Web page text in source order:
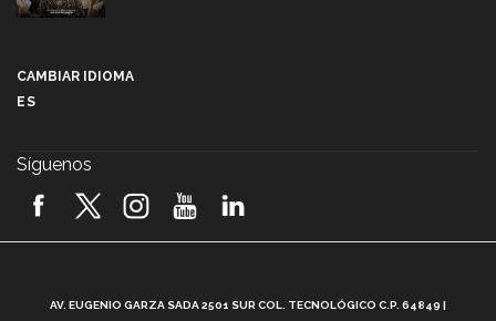
2026! (video)
CAMBIAR IDIOMA
ES
Síguenos
AV. EUGENIO GARZA SADA 2501 SUR COL. TECNOLÓGICO C.P. 64849 |